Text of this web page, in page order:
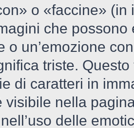
o «faccine»
che
o un’emozione
triste.
di caratteri in
visibile nella
delle